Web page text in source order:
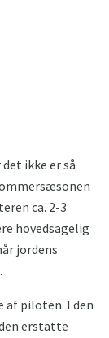
ikke er så
ca. 2-3
hovedsagelig
jordens
piloten. I den
erstatte